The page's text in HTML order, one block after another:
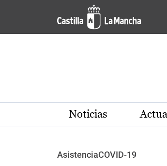
Pasar al contenido principal
Noticias
AsistenciaCOVID-19